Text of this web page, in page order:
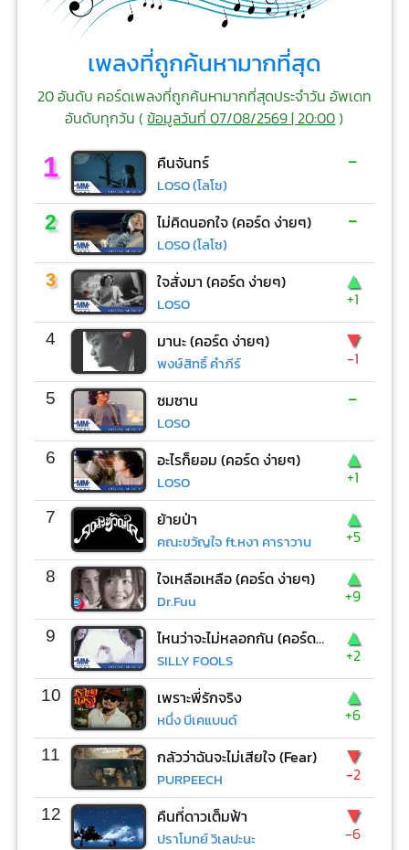
เพลงที่ถูกค้นหามากที่สุด
20 อันดับ คอร์ดเพลงที่ถูกค้นหามากที่สุดประจำวัน อัพเดท
อันดับทุกวัน (ข้อมูลวันที่ 07/08/2569 | 20:00)
1 คืนจันทร์
LOSO (โลโซ)
-
2 ไม่คิดนอกใจ (คอร์ด ง่ายๆ)
LOSO (โลโซ)
-
3 ใจสั่งมา (คอร์ด ง่ายๆ)
LOSO
▲
+1
4 มานะ (คอร์ด ง่ายๆ)
พงษ์สิทธิ์ คำภีร์
▼
-1
5 ซมซาน
LOSO
-
6 อะไรก็ยอม (คอร์ด ง่ายๆ)
LOSO
▲
+1
7 ย้ายป่า
คณะขวัญใจ ft.หงา คาราวาน
▲
+5
8 ใจเหลือเหลือ (คอร์ด ง่ายๆ)
Dr.Fuu
▲
+9
9 ไหนว่าจะไม่หลอกกัน (คอร์ด ง่ายๆ)
SILLY FOOLS
▲
+2
10 เพราะพี่รักจริง
หนึ่ง บีเคแบนด์
▲
+6
11 กลัวว่าฉันจะไม่เสียใจ (Fear)
PURPEECH
▼
-2
12 คืนที่ดาวเต็มฟ้า
ปราโมทย์ วิเลปะนะ
▼
-6